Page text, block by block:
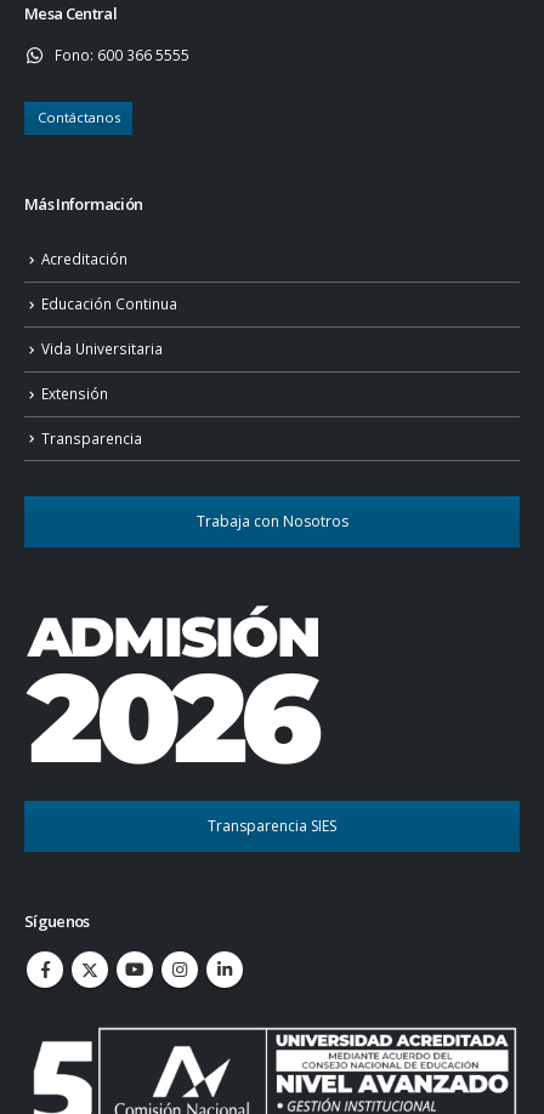
Mesa Central
Fono: 600 366 5555
Contáctanos
Más Información
Acreditación
Educación Continua
Vida Universitaria
Extensión
Transparencia
Trabaja con Nosotros
Transparencia SIES
Síguenos